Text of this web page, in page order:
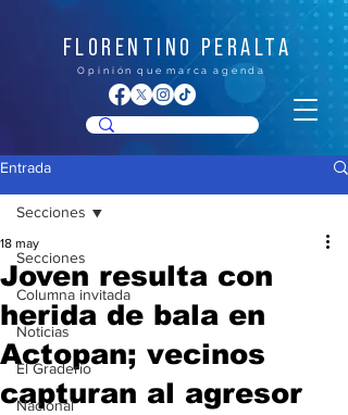
FLORENTINO PERALTA
O p i n i ó n q u e m a r c a a g e n d a
Entrada
Secciones
Columna invitada
Noticias
El Graderío
Nacional
Secciones
Joven resulta con
herida de bala en
Actopan; vecinos
capturan al agresor
18 may